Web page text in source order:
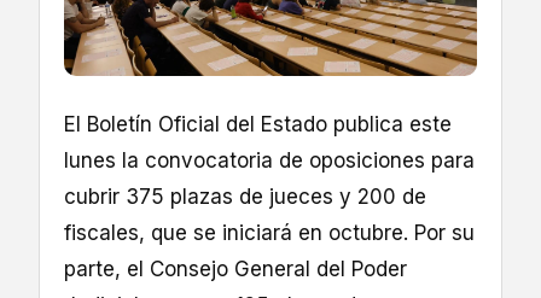
El Boletín Oficial del Estado publica este
lunes la convocatoria de oposiciones para
cubrir 375 plazas de jueces y 200 de
fiscales, que se iniciará en octubre. Por su
parte, el Consejo General del Poder